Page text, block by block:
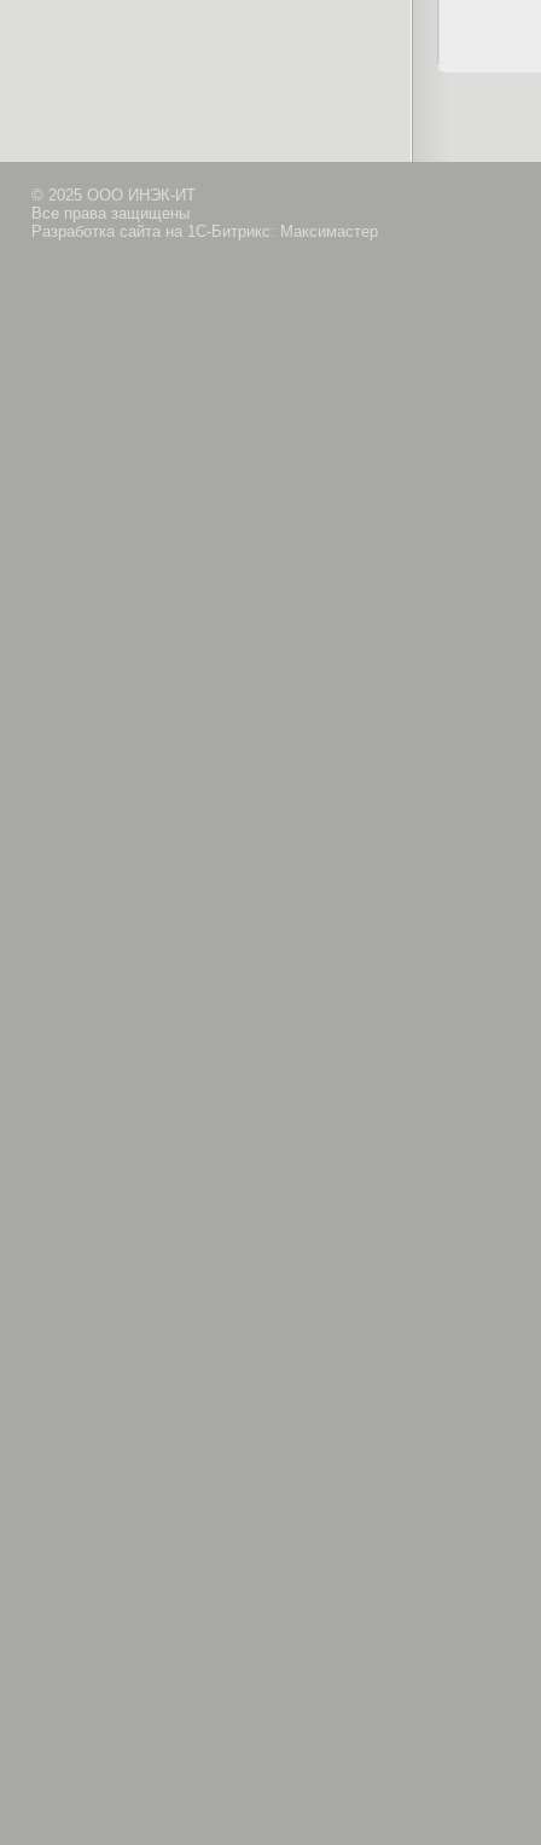
© 2025 ООО ИНЭК-ИТ
Все права защищены
Разработка сайта на 1С-Битрикс: Максимастер